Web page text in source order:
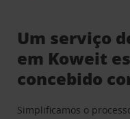
Um serviço
em Koweit
concebido
Simplificamos o